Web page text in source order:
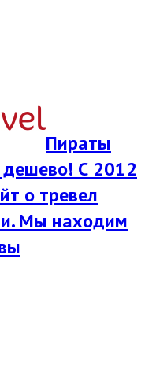
Пираты
дешево! С 2012
о тревел
Мы находим